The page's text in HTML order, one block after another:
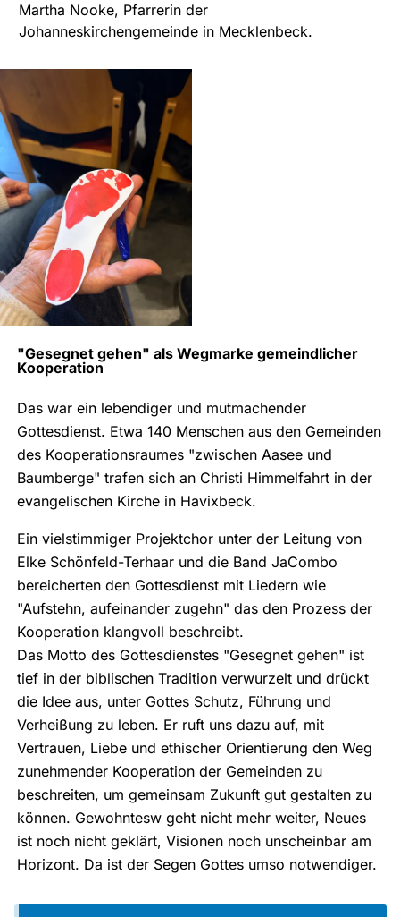
Martha Nooke, Pfarrerin der
Johanneskirchengemeinde in Mecklenbeck.
"Gesegnet gehen" als Wegmarke gemeindlicher
Kooperation
Das war ein lebendiger und mutmachender
Gottesdienst. Etwa 140 Menschen aus den Gemeinden
des Kooperationsraumes "zwischen Aasee und
Baumberge" trafen sich an Christi Himmelfahrt in der
evangelischen Kirche in Havixbeck.
Ein vielstimmiger Projektchor unter der Leitung von
Elke Schönfeld-Terhaar und die Band JaCombo
bereicherten den Gottesdienst mit Liedern wie
"Aufstehn, aufeinander zugehn" das den Prozess der
Kooperation klangvoll beschreibt.
Das Motto des Gottesdienstes "Gesegnet gehen" ist
tief in der biblischen Tradition verwurzelt und drückt
die Idee aus, unter Gottes Schutz, Führung und
Verheißung zu leben. Er ruft uns dazu auf, mit
Vertrauen, Liebe und ethischer Orientierung den Weg
zunehmender Kooperation der Gemeinden zu
beschreiten, um gemeinsam Zukunft gut gestalten zu
können. Gewohntesw geht nicht mehr weiter, Neues
ist noch nicht geklärt, Visionen noch unscheinbar am
Horizont. Da ist der Segen Gottes umso notwendiger.